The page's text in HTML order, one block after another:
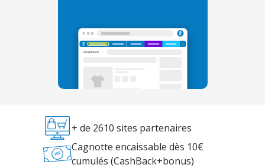
+ de 2610 sites partenaires
Cagnotte encaissable dès 10€
cumulés (CashBack+bonus)